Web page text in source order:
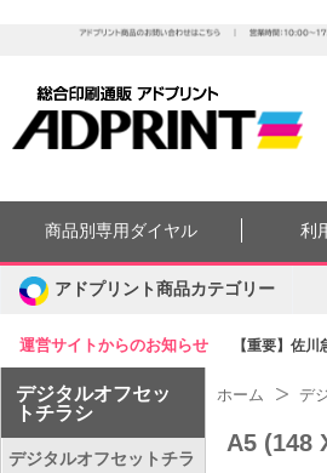
運営サイトからのお知らせ 【重要】佐
商品別専用ダイヤル 利
アドプリント商品カテゴリー
デジタルオフセッ
トチラシ
デジタルオフセットチラ
ホーム デ
A5 (148